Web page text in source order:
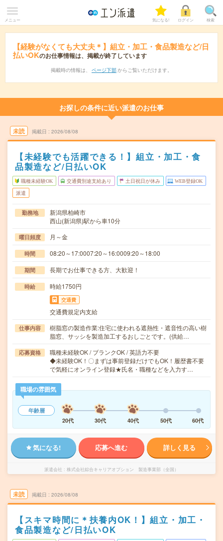
メニュー 気になる! ログイン 検索
【経験がなくても大丈夫＊】組立・加工・食品製造など/日
払いOKのお仕事情報は、掲載が終了しています
掲載時の情報は、 ページ下部 からご覧いただけます。
お探しの条件に近い派遣のお仕事
未読 掲載日 2026/08/08
【未経験でも活躍できる！】組立・加工・食
品製造など/日払いOK
職種未経験OK 交通費別途支給あり 土日祝日が休み WEB登録OK
派遣
勤務地
新潟県柏崎市
西山(新潟県)駅から車10分
曜日頻度 月～金
時間 08:20～17:0007:20～16:0009:20～18:00
期間 長期でお仕事できる方、大歓迎！
時給 時給1750円
交通費
交通費規定内支給
仕事内容
樹脂窓の製造作業:住宅に使われる遮熱性・遮音性の高い樹
脂窓、サッシを製造加工するおしごとです。(供給…
応募資格
職種未経験OK / ブランクOK / 英語力不要
◆未経験OK！〇まずは事前登録だけでもOK！履歴書不要
で気軽にオンライン登録★氏名・職種などを入力す…
職場の雰囲気
年齢層
20代
30代 40代 50代 60代
気になる! 応募へ進む 詳しく見る
派遣会社 株式会社綜合キャリアオプション 製造事業部（全国）
未読 掲載日 2026/08/08
【スキマ時間に＊扶養内OK！】組立・加工・
食品製造など/日払いOK